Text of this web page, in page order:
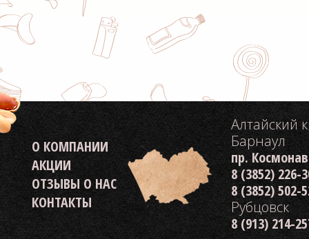
О КОМПАНИИ
АКЦИИ
ОТЗЫВЫ О НАС
КОНТАКТЫ
Алтайский
Барнаул
пр.
8 (3852) 226-
8 (3852) 502-
Рубцовск
8 (913) 214-